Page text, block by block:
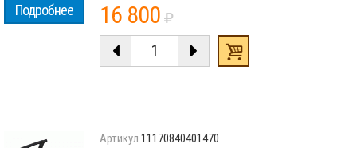
Подробнее 16 800
11170840401470